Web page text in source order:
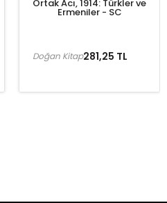
Ortak Acı, 1914: Türkler ve
Ermeniler - SC
281,25 TL
Doğan Kitap